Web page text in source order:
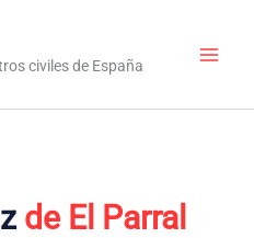
civiles de España
de El Parral